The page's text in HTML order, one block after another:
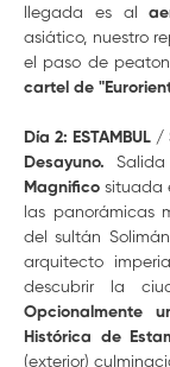
llegada es al
asiático, nuestro
el paso de
cartel de
Día 2: ESTAMBUL /
Desayuno.
Magnifico situada
las panorámicas
del sultán
arquitecto
descubrir la
Opcionalmente
Histórica de
(exterior)